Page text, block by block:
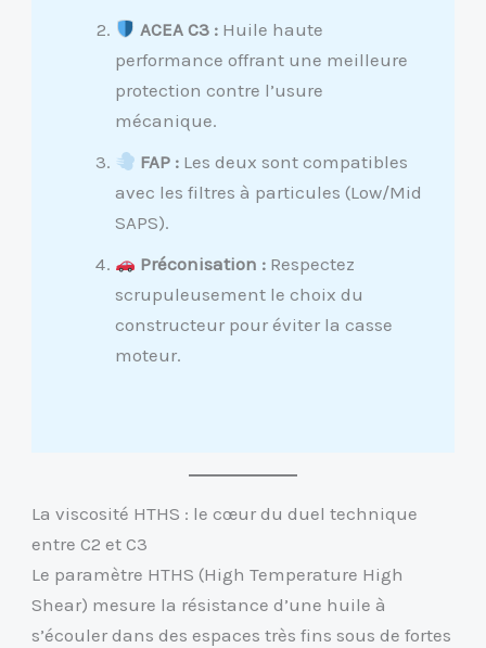
ACEA C3 : Huile haute
performance offrant une meilleure
protection contre l’usure
mécanique.
FAP : Les deux sont compatibles
avec les filtres à particules (Low/Mid
SAPS).
Préconisation : Respectez
scrupuleusement le choix du
constructeur pour éviter la casse
moteur.
La viscosité HTHS : le cœur du duel technique
entre C2 et C3
Le paramètre HTHS (High Temperature High
Shear) mesure la résistance d’une huile à
s’écouler dans des espaces très fins sous de fortes